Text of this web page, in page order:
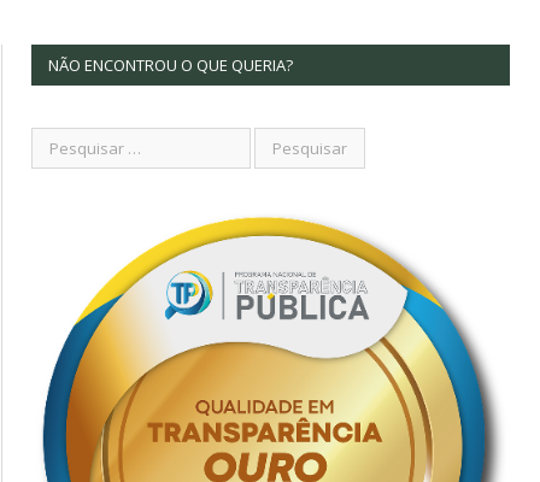
NÃO ENCONTROU O QUE QUERIA?